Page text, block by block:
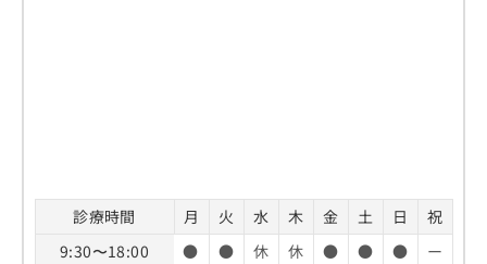
診療時間 月 火 水 木 金 土 日
祝
9:30〜18:00
● ● 休 休 ● ● ●
ー